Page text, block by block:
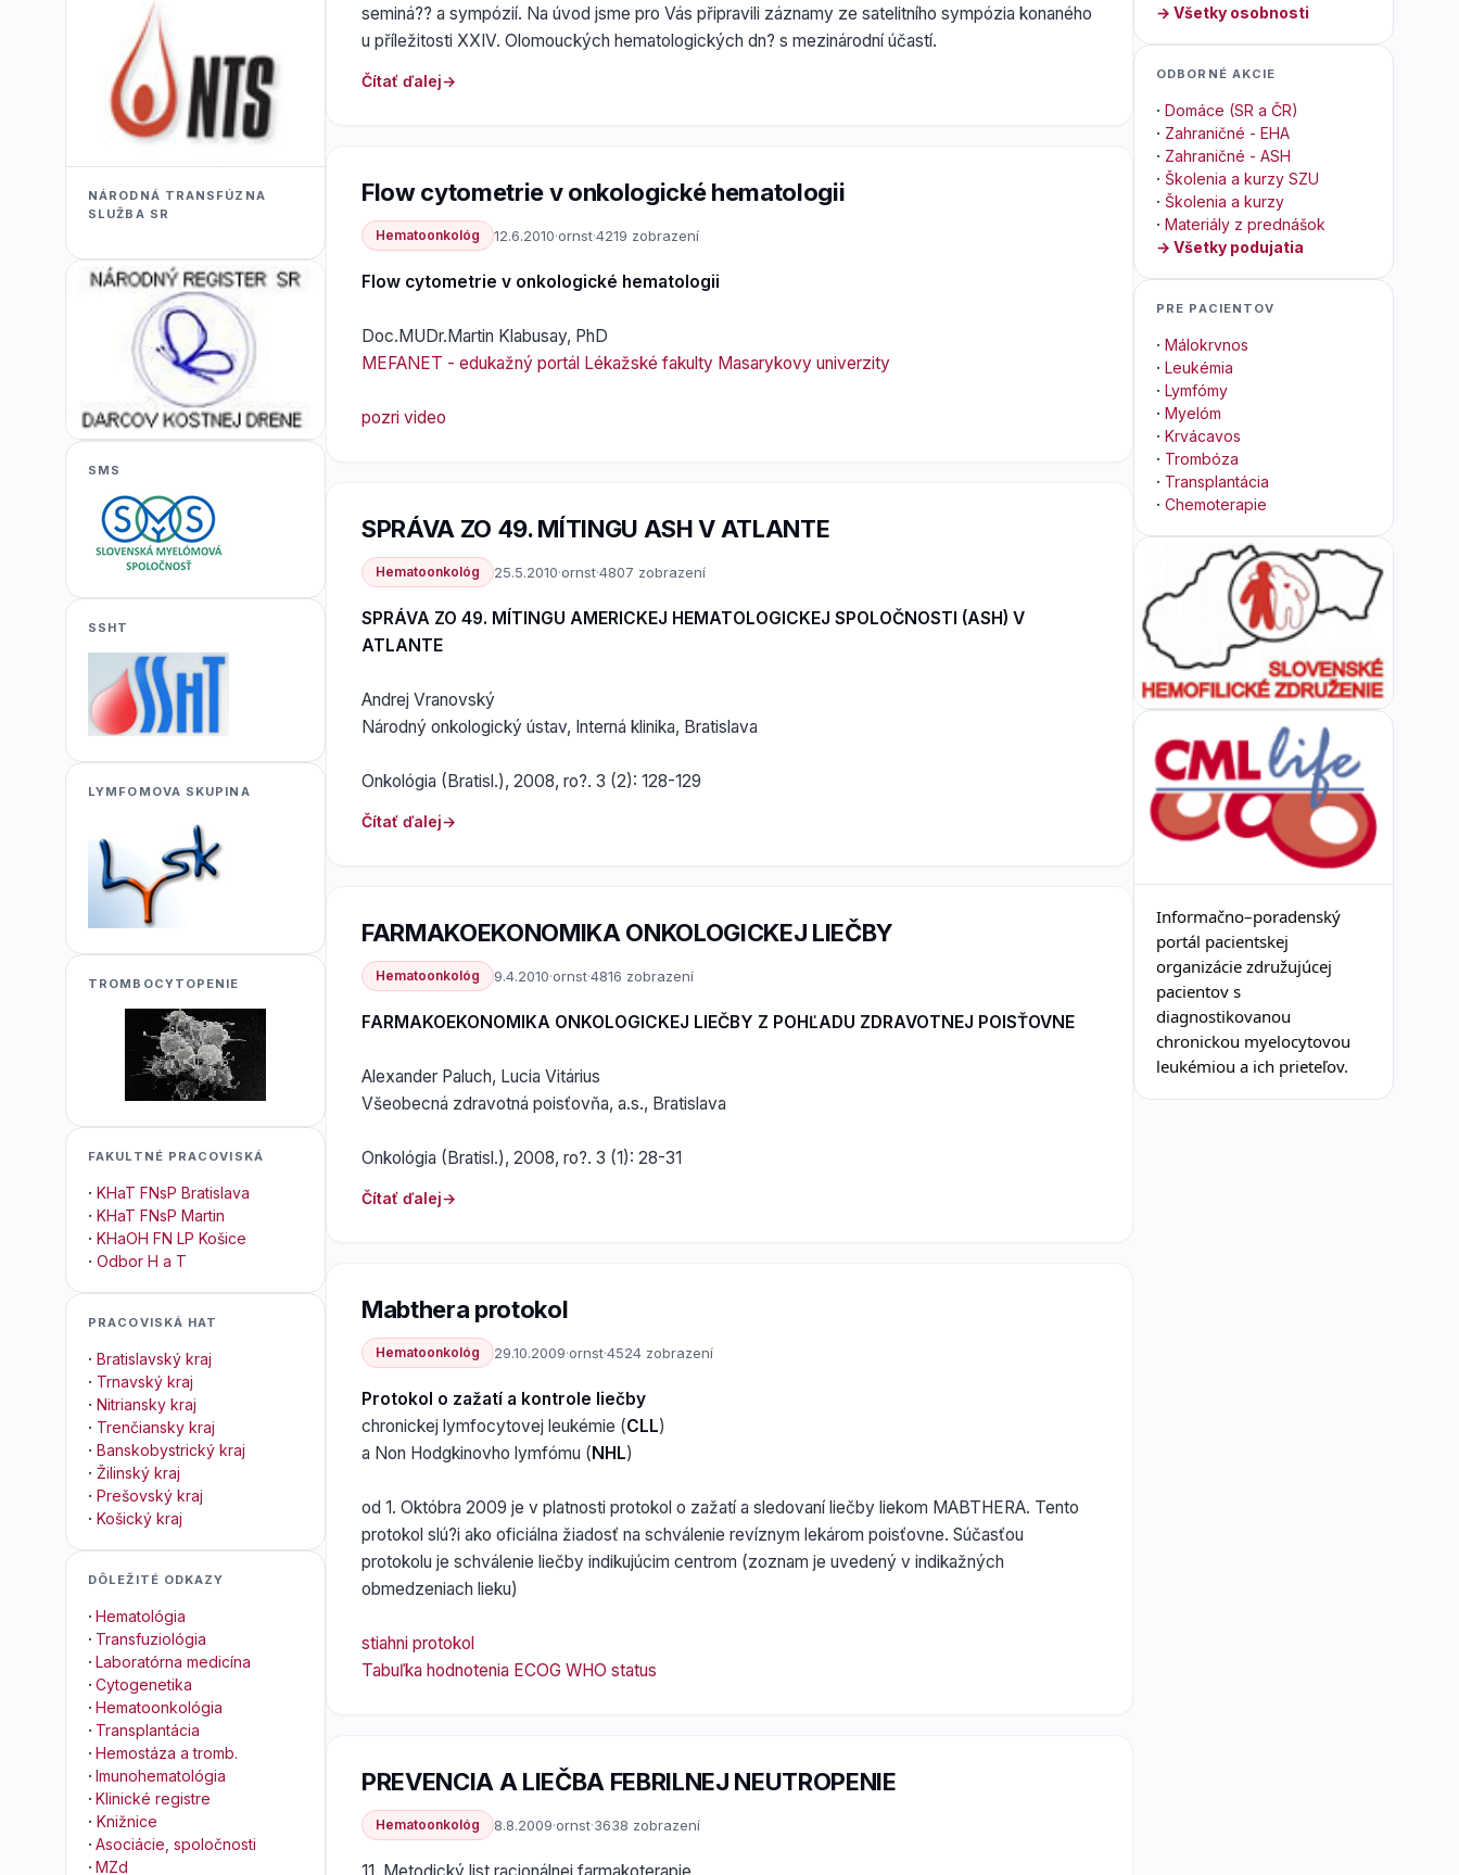
seminá?? a sympózií. Na úvod jsme pro Vás připravili záznamy ze satelitního sympózia konaného
u příležitosti XXIV. Olomouckých hematologických dn? s mezinárodní účastí.
Čítať ďalej
Flow cytometrie v onkologické hematologii
Hematoonkológ 12.6.2010·ornst·4219 zobrazení
Flow cytometrie v onkologické hematologii
Doc.MUDr.Martin Klabusay, PhD
MEFANET - edukažný portál Lékažské fakulty Masarykovy univerzity
pozri video
SPRÁVA ZO 49. MÍTINGU ASH V ATLANTE
Hematoonkológ 25.5.2010·ornst·4807 zobrazení
SPRÁVA ZO 49. MÍTINGU AMERICKEJ HEMATOLOGICKEJ SPOLOČNOSTI (ASH) V
ATLANTE
Andrej Vranovský
Národný onkologický ústav, Interná klinika, Bratislava
Onkológia (Bratisl.), 2008, ro?. 3 (2): 128-129
Čítať ďalej
FARMAKOEKONOMIKA ONKOLOGICKEJ LIEČBY
Hematoonkológ 9.4.2010·ornst·4816 zobrazení
FARMAKOEKONOMIKA ONKOLOGICKEJ LIEČBY Z POHĽADU ZDRAVOTNEJ POISŤOVNE
Alexander Paluch, Lucia Vitárius
Všeobecná zdravotná poisťovňa, a.s., Bratislava
Onkológia (Bratisl.), 2008, ro?. 3 (1): 28-31
Čítať ďalej
Mabthera protokol
Hematoonkológ 29.10.2009·ornst·4524 zobrazení
Protokol o zažatí a kontrole liečby
chronickej lymfocytovej leukémie (CLL)
a Non Hodgkinovho lymfómu (NHL)
od 1. Októbra 2009 je v platnosti protokol o zažatí a sledovaní liečby liekom MABTHERA. Tento
protokol slú?i ako oficiálna žiadosť na schválenie revíznym lekárom poisťovne. Súčasťou
protokolu je schválenie liečby indikujúcim centrom (zoznam je uvedený v indikažných
obmedzeniach lieku)
stiahni protokol
Tabuľka hodnotenia ECOG WHO status
PREVENCIA A LIEČBA FEBRILNEJ NEUTROPENIE
Hematoonkológ 8.8.2009·ornst·3638 zobrazení
NÁRODNÁ TRANSFÚZNA
SLUŽBA SR
SMS
SSHT
LYMFOMOVA SKUPINA
TROMBOCYTOPENIE
FAKULTNÉ PRACOVISKÁ
· KHaT FNsP Bratislava
· KHaT FNsP Martin
· KHaOH FN LP Košice
· Odbor H a T
PRACOVISKÁ HAT
· Bratislavský kraj
· Trnavský kraj
· Nitriansky kraj
· Trenčiansky kraj
· Banskobystrický kraj
· Žilinský kraj
· Prešovský kraj
· Košický kraj
DÔLEŽITÉ ODKAZY
· Hematológia
· Transfuziológia
· Laboratórna medicína
· Cytogenetika
· Hematoonkológia
· Transplantácia
· Hemostáza a tromb.
· Imunohematológia
· Klinické registre
· Knižnice
· Asociácie, spoločnosti
· MZd
→ Všetky osobnosti
ODBORNÉ AKCIE
· Domáce (SR a ČR)
· Zahraničné - EHA
· Zahraničné - ASH
· Školenia a kurzy SZU
· Školenia a kurzy
· Materiály z prednášok
→ Všetky podujatia
PRE PACIENTOV
· Málokrvnos
· Leukémia
· Lymfómy
· Myelóm
· Krvácavos
· Trombóza
· Transplantácia
· Chemoterapie
Informačno–poradenský
portál pacientskej
organizácie združujúcej
pacientov s
diagnostikovanou
chronickou myelocytovou
leukémiou a ich prieteľov.